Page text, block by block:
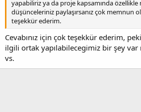
yapabiliriz ya da proje kapsamında özellikle
düşünceleriniz paylaşırsanız çok memnun
teşekkür ederim.
Cevabınız için çok teşekkür ederim,
ilgili ortak yapılabilecegimiz bir şey var
vs.